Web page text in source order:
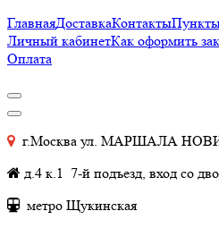
ГлавнаяДоставкаКонтакты
Личный кабинетКак оформить
Оплата
г.Москва ул. МАРШАЛА
д.4 к.1 7-й подъезд, вход со
метро Щукинская